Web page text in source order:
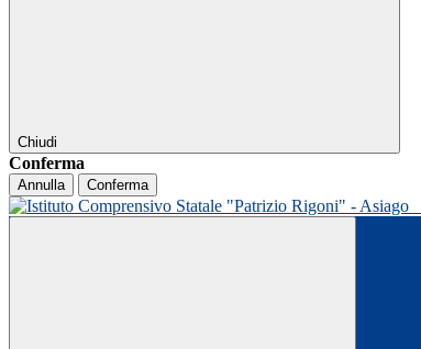
Chiudi
Conferma
Annulla Conferma